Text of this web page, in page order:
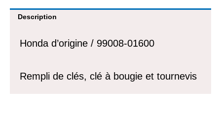
Description
Honda d’origine / 99008-01600
Rempli de clés, clé à bougie et tournevis